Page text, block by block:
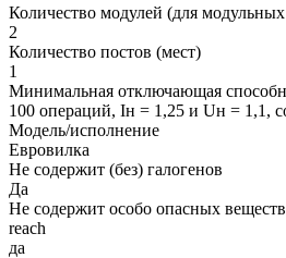
Количество модулей (для
2
Количество постов (мест)
1
Минимальная отключающая
100 операций, Iн = 1,25 и Uн = 1,1,
Модель/исполнение
Евровилка
Не содержит (без) галогенов
Да
Не содержит особо опасных
reach
да